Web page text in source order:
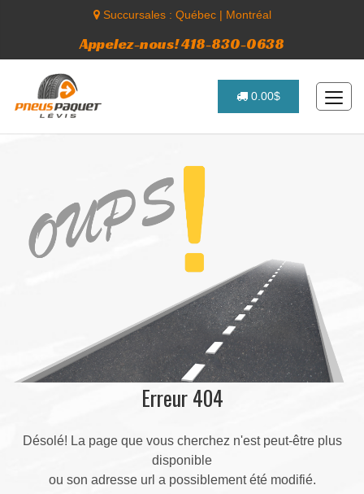
Succursales : Québec| Montréal
Appelez-nous! 418-830-0638
0.00$
Erreur 404
Désolé! La page que vous cherchez n'est peut-être plus
disponible
ou son adresse url a possiblement été modifié.